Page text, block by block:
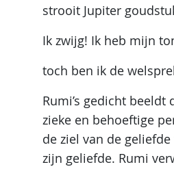
strooit Jupiter
Ik zwijg! Ik heb mijn
toch ben ik de
Rumi’s gedicht
zieke en behoeftige
de ziel van de
zijn geliefde. Rumi